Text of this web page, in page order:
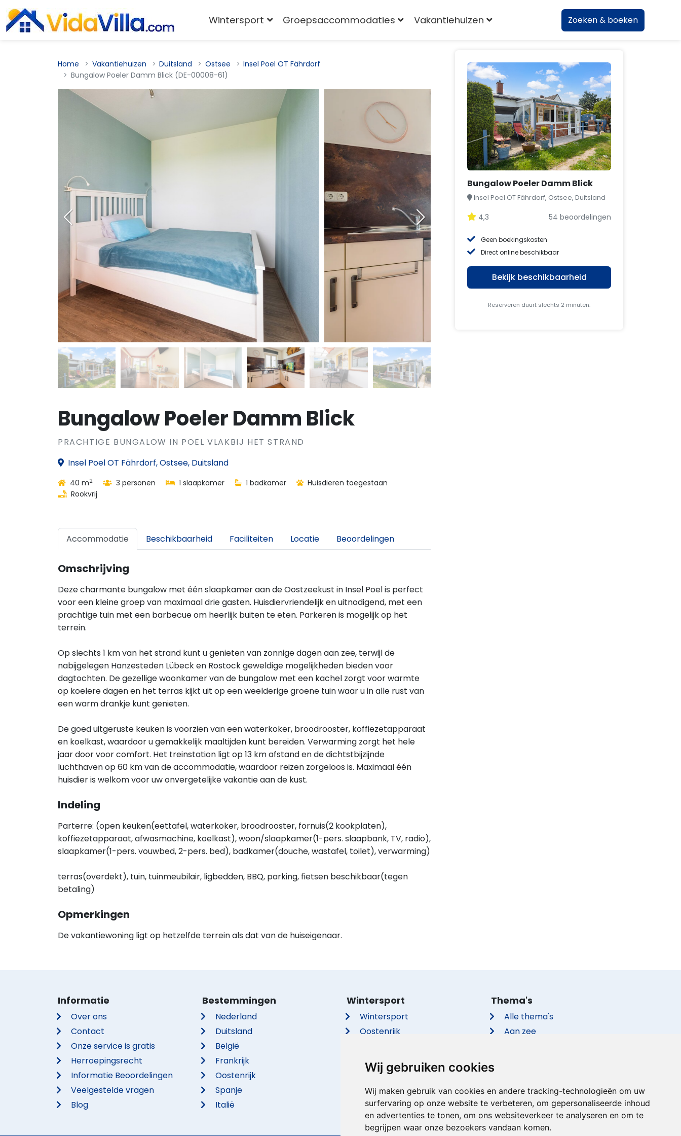
Wij gebruiken cookies
Wij maken gebruik van cookies en andere tracking-technologieën om uw
surfervaring op onze website te verbeteren, om gepersonaliseerde inhoud
en advertenties te tonen, om ons websiteverkeer te analyseren en om te
begrijpen waar onze bezoekers vandaan komen.
Home Vakantiehuizen Duitsland Ostsee
Insel Poel OT Fährdorf
Bungalow Poeler Damm Blick (DE-00008-61)
Bungalow Poeler Damm Blick
PRACHTIGE BUNGALOW IN POEL VLAKBIJ HET STRAND
Insel Poel OT Fährdorf, Ostsee, Duitsland
40 m2 3 personen 1 slaapkamer 1 badkamer
Huisdieren toegestaan
Rookvrij
Accommodatie Beschikbaarheid Faciliteiten Locatie Beoordelingen
Omschrijving
Deze charmante bungalow met één slaapkamer aan de Oostzeekust in Insel Poel is perfect
voor een kleine groep van maximaal drie gasten. Huisdiervriendelijk en uitnodigend, met een
prachtige tuin met een barbecue om heerlijk buiten te eten. Parkeren is mogelijk op het
terrein.
Op slechts 1 km van het strand kunt u genieten van zonnige dagen aan zee, terwijl de
nabijgelegen Hanzesteden Lübeck en Rostock geweldige mogelijkheden bieden voor
dagtochten. De gezellige woonkamer van de bungalow met een kachel zorgt voor warmte
op koelere dagen en het terras kijkt uit op een weelderige groene tuin waar u in alle rust van
een warm drankje kunt genieten.
De goed uitgeruste keuken is voorzien van een waterkoker, broodrooster, koffiezetapparaat
en koelkast, waardoor u gemakkelijk maaltijden kunt bereiden. Verwarming zorgt het hele
jaar door voor comfort. Het treinstation ligt op 13 km afstand en de dichtstbijzijnde
luchthaven op 60 km van de accommodatie, waardoor reizen zorgeloos is. Maximaal één
huisdier is welkom voor uw onvergetelijke vakantie aan de kust.
Indeling
Parterre: (open keuken(eettafel, waterkoker, broodrooster, fornuis(2 kookplaten),
koffiezetapparaat, afwasmachine, koelkast), woon/slaapkamer(1-pers. slaapbank, TV, radio),
slaapkamer(1-pers. vouwbed, 2-pers. bed), badkamer(douche, wastafel, toilet), verwarming)
terras(overdekt), tuin, tuinmeubilair, ligbedden, BBQ, parking, fietsen beschikbaar(tegen
betaling)
Opmerkingen
De vakantiewoning ligt op hetzelfde terrein als dat van de huiseigenaar.
Bungalow Poeler Damm Blick
Insel Poel OT Fährdorf, Ostsee, Duitsland
4,3 54 beoordelingen
Geen boekingskosten
Direct online beschikbaar
Bekijk beschikbaarheid
Reserveren duurt slechts 2 minuten.
Informatie
Over ons
Contact
Onze service is gratis
Herroepingsrecht
Informatie Beoordelingen
Veelgestelde vragen
Blog
Bestemmingen
Nederland
Duitsland
België
Frankrijk
Oostenrijk
Spanje
Italië
Wintersport
Wintersport
Oostenrijk
Italië
Duitsland
Zwitserland
Tsjechië
Thema's
Alle thema's
Aan zee
Met privé zwembad
Met sauna
Wintersport Groepsaccommodaties Vakantiehuizen Zoeken & boeken